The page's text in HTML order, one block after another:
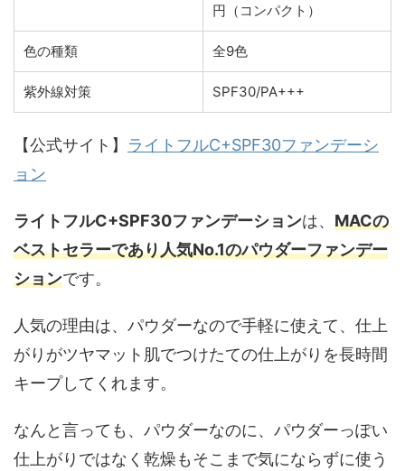
円（コンパクト）
色の種類 全9色
紫外線対策 SPF30/PA+++
【公式サイト】 ライトフルC+SPF30ファンデーシ
ョン
ライトフルC+SPF30ファンデーションは、 MACの
ベストセラーであり人気No.1のパウダーファンデー
ションです。
人気の理由は、パウダーなので手軽に使えて、仕上
がりがツヤマット肌でつけたての仕上がりを長時間
キープしてくれます。
なんと言っても、パウダーなのに、パウダーっぽい
仕上がりではなく乾燥もそこまで気にならずに使う